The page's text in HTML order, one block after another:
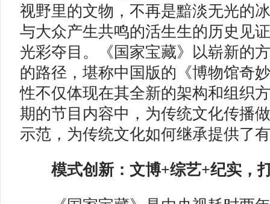
视野里的文物，不再是黯淡无光的
与大众产生共鸣的活生生的历史见
光彩夺目。《国家宝藏》以崭新的
的路径，堪称中国版的《博物馆奇
性不仅体现在其全新的架构和组织
期的节目内容中，为传统文化传播
示范，为传统文化如何继承提供了
模式创新：文博+综艺+纪实，